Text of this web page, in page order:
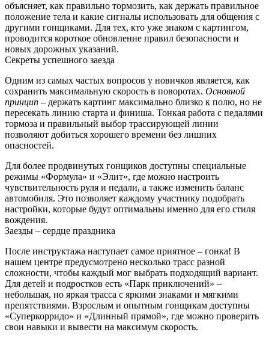
объясняет, как правильно тормозить, как держать правильное
положение тела и какие сигналы использовать для общения с
другими гонщиками. Для тех, кто уже знаком с картингом,
проводится короткое обновление правил безопасности и
новых дорожных указаний.
Секреты успешного заезда
Одним из самых частых вопросов у новичков является, как
сохранить максимальную скорость в поворотах. Основной
принцип – держать картинг максимально близко к полю, но не
пересекать линию старта и финиша. Тонкая работа с педалями
тормоза и правильный выбор трассирующей линии
позволяют добиться хорошего времени без лишних
опасностей.
Для более продвинутых гонщиков доступны специальные
режимы «Формула» и «Элит», где можно настроить
чувствительность руля и педали, а также изменить баланс
автомобиля. Это позволяет каждому участнику подобрать
настройки, которые будут оптимальны именно для его стиля
вождения.
Заезды – сердце праздника
После инструктажа наступает самое приятное – гонка! В
нашем центре предусмотрено несколько трасс разной
сложности, чтобы каждый мог выбрать подходящий вариант.
Для детей и подростков есть «Парк приключений» –
небольшая, но яркая трасса с яркими знаками и мягкими
препятствиями. Взрослым и опытным гонщикам доступны
«Суперкорридо» и «Длинный прямой», где можно проверить
свои навыки и вывести на максимум скорость.